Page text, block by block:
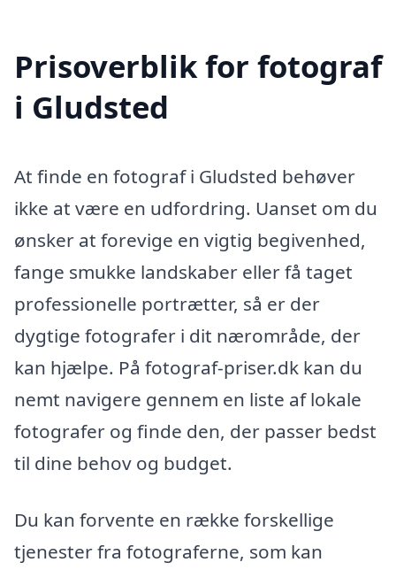
Prisoverblik for fotograf
i Gludsted
At finde en fotograf i Gludsted behøver
ikke at være en udfordring. Uanset om du
ønsker at forevige en vigtig begivenhed,
fange smukke landskaber eller få taget
professionelle portrætter, så er der
dygtige fotografer i dit nærområde, der
kan hjælpe. På fotograf-priser.dk kan du
nemt navigere gennem en liste af lokale
fotografer og finde den, der passer bedst
til dine behov og budget.
Du kan forvente en række forskellige
tjenester fra fotograferne, som kan